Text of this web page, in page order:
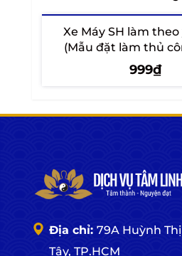
Xe Máy SH làm
(Mẫu đặt làm thủ
trước 7 - 10
999₫
Địa chỉ: 79A Huỳnh
Tây, TP.HCM